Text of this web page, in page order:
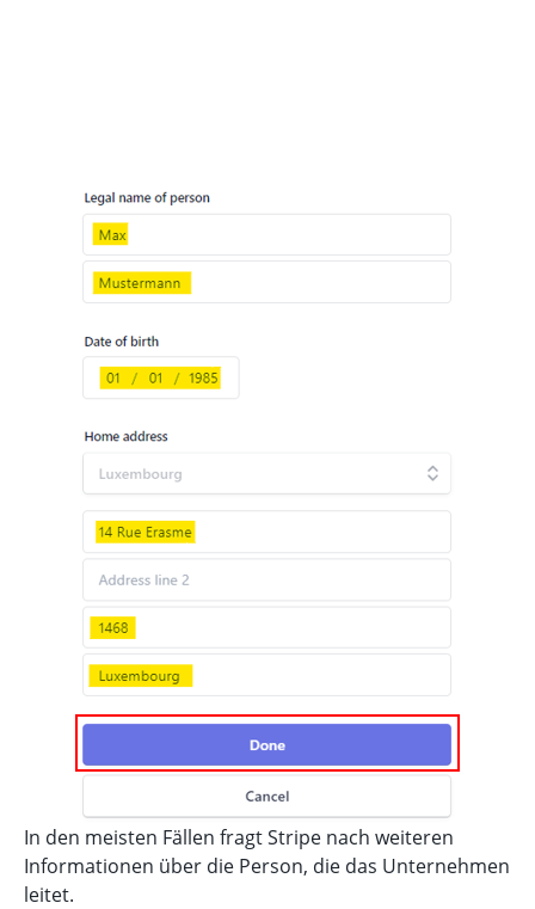
In den meisten Fällen fragt Stripe nach weiteren
Informationen über die Person, die das Unternehmen
leitet.